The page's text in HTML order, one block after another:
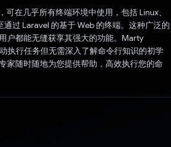
可在几乎所有终端环境中使用，包括 Linux、
过 Laravel 的基于 Web 的终端。这种广泛的
户都能无缝获享其强大的功能。Marty
执行任务但无需深入了解命令行知识的初学
家随时随地为您提供帮助，高效执行您的命